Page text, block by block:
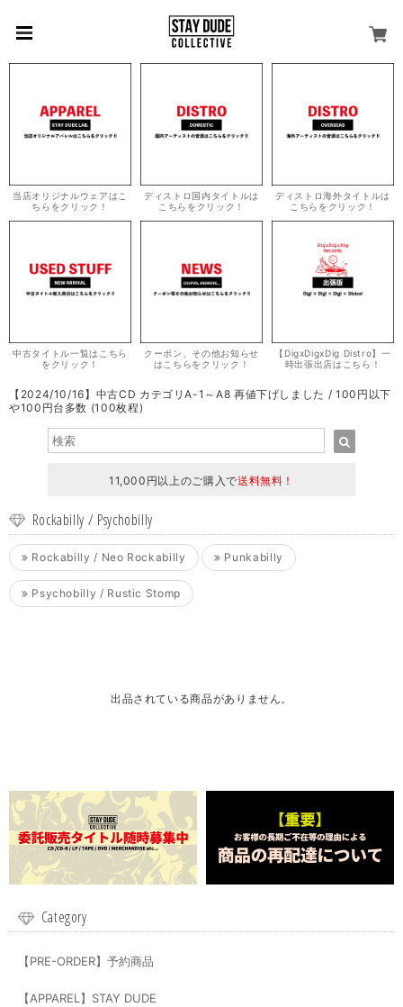
当店オリジナルウェアはこ
ちらをクリック！
ディストロ国内タイトルは
こちらをクリック！
ディストロ海外タイトルは
こちらをクリック！
中古タイトル一覧はこちら
をクリック！
クーポン、その他お知らせ
はこちらをクリック！
【DigxDigxDig Distro】一
時出張出店はこちら！
【2024/10/16】中古CD カテゴリA-1～A8 再値下げしました / 100円以下
や100円台多数 (100枚程)
11,000円以上のご購入で送料無料！
Rockabilly / Psychobilly
Rockabilly / Neo Rockabilly Punkabilly
Psychobilly / Rustic Stomp
出品されている商品がありません。
Category
【PRE-ORDER】予約商品
【APPAREL】STAY DUDE